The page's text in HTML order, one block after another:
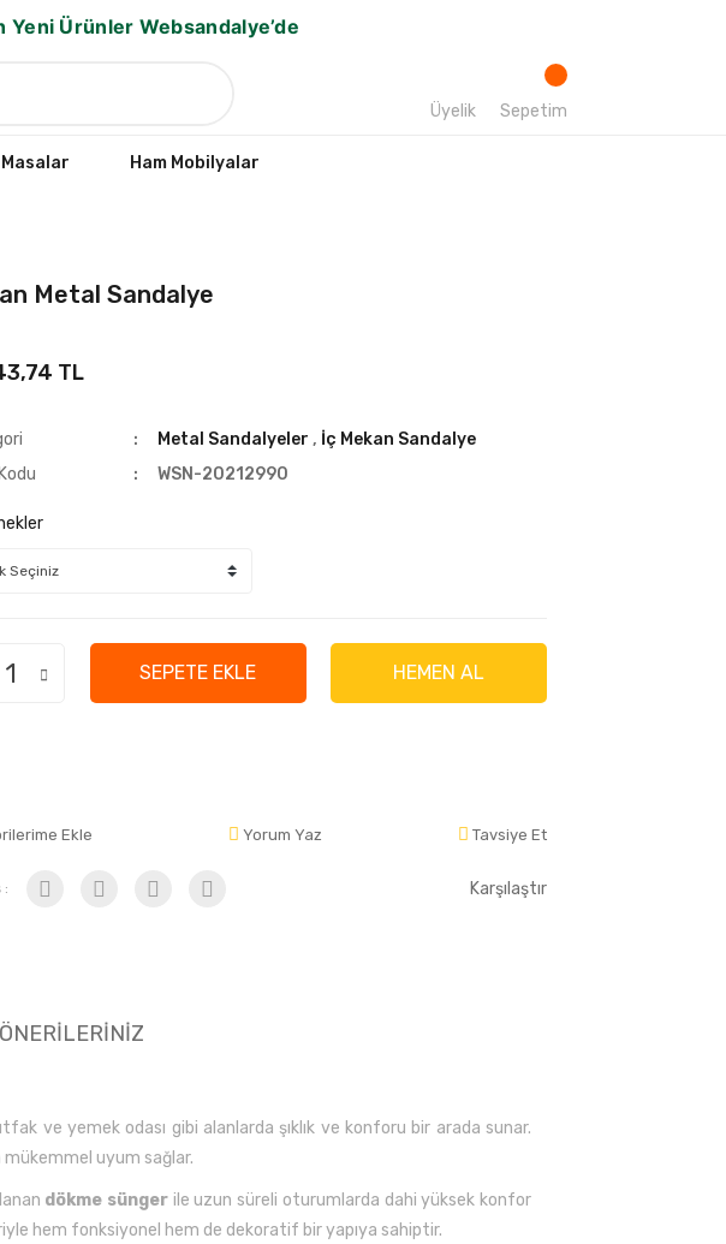
Yeni Ürünler Websandalye’de
Üyelik Sepetim
Masalar Ham Mobilyalar
Metal Sandalye
TL
Metal Sandalyeler , İç Mekan Sandalye
WSN-20212990
SEPETE EKLE HEMEN AL
Ekle Yorum Yaz Tavsiye Et
: Karşılaştır
ÖNERİLERİNİZ
ve yemek odası gibi alanlarda şıklık ve konforu bir arada sunar.
mükemmel uyum sağlar.
dökme sünger ile uzun süreli oturumlarda dahi yüksek konfor
hem fonksiyonel hem de dekoratif bir yapıya sahiptir.